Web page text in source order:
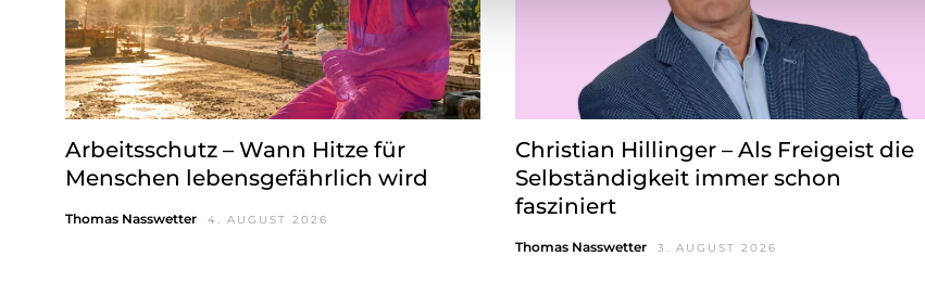
n
g
s
a
u
s
h
Arbeitsschutz – Wann Hitze für
Menschen lebensgefährlich wird
Thomas Nasswetter 4. AUGUST 2026
Christian Hillinger – Als Freigeist die
Selbständigkeit immer schon
fasziniert
Thomas Nasswetter 3. AUGUST 2026